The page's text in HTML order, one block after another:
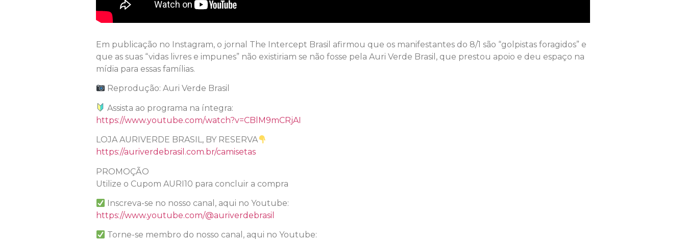
Em publicação no Instagram, o jornal The Intercept Brasil afirmou que os manifestantes do 8/1 são “golpistas foragidos” e
que as suas “vidas livres e impunes” não existiriam se não fosse pela Auri Verde Brasil, que prestou apoio e deu espaço na
mídia para essas famílias.
Reprodução: Auri Verde Brasil
Assista ao programa na íntegra:
https://www.youtube.com/watch?v=CBlM9mCRjAI
LOJA AURIVERDE BRASIL, BY RESERVA
https://auriverdebrasil.com.br/camisetas
PROMOÇÃO
Utilize o Cupom AURI10 para concluir a compra
Inscreva-se no nosso canal, aqui no Youtube:
https://www.youtube.com/@auriverdebrasil
Torne-se membro do nosso canal, aqui no Youtube: